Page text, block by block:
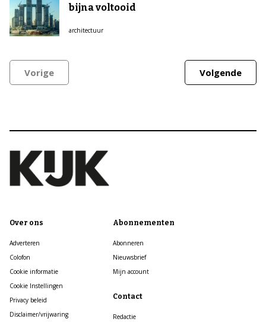
bijna voltooid
architectuur
Vorige Volgende
Over ons
Adverteren
Colofon
Cookie informatie
Cookie Instellingen
Privacy beleid
Disclaimer/vrijwaring
Abonnementen
Abonneren
Nieuwsbrief
Mijn account
Contact
Redactie